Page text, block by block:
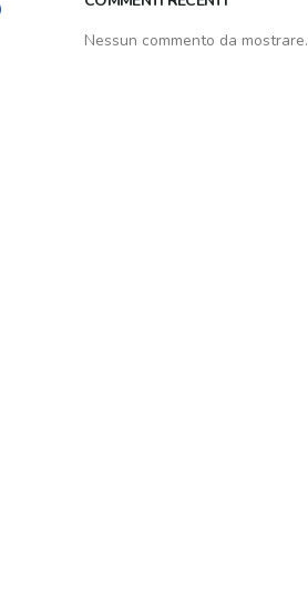
Nessun commento da mostrare.